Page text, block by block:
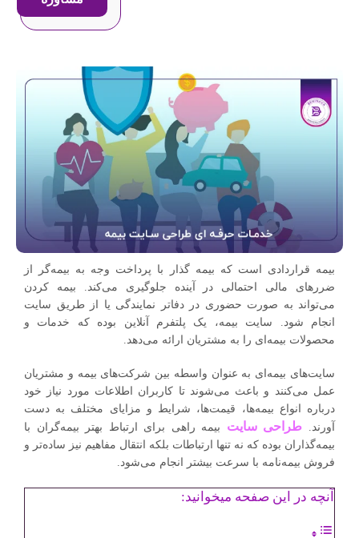
بیمه قراردادی است که بیمه گذار با پرداخت وجه به بیمه‌گر از
ضررهای مالی احتمالی در آینده جلوگیری می‌کند. بیمه کردن
می‌تواند به صورت حضوری در دفاتر نمایندگی یا از طریق سایت
انجام شود. سایت بیمه، یک پلتفرم آنلاین بوده که خدمات و
محصولات بیمه‌ای را به مشتریان ارائه می‌دهد.
سایت‌های بیمه‌ای به عنوان واسطه‌ بین شرکت‌های بیمه و مشتریان
عمل می‌کنند و باعث می‌شوند تا کاربران اطلاعات مورد نیاز خود
درباره انواع بیمه‌ها، قیمت‌ها، شرایط و مزایای مختلف به دست
آورند. طراحی سایت بیمه راهی برای ارتباط بهتر بیمه‌گران با
بیمه‌گذاران بوده که نه تنها ارتباطات بلکه انتقال مفاهیم نیز ساده‌تر و
فروش بیمه‌نامه با سرعت بیشتر انجام می‌شود.
آنچه در این صفحه میخوانید: